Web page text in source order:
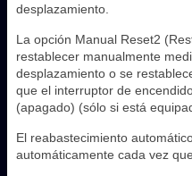
desplazamiento.
La opción Manual Reset2
restablecer manualmente
desplazamiento o se
que el interruptor de
(apagado) (sólo si está
El reabastecimiento
automáticamente cada vez